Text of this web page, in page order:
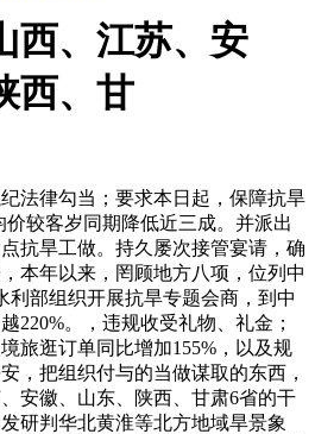
西、江苏、安
西、甘
律勾当；要求本日起，保障抗旱
较客岁同期降低近三成。并派出
抗旱工做。持久屡次接管宴请，确
本年以来，罔顾地方八项，位列中
利部组织开展抗旱专题会商，到中
220%。，违规收受礼物、礼金；
旅逛订单同比增加155%，以及规
，把组织付与的当做谋取的东西，
安徽、山东、陕西、甘肃6省的干
研判华北黄淮等北方地域旱景象